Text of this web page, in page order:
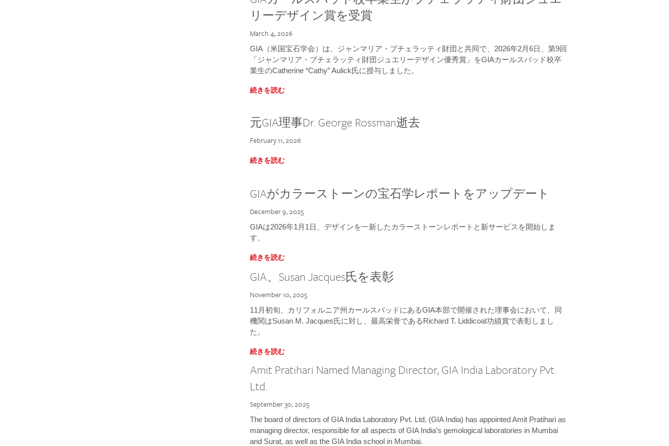
リーデザイン賞を受賞
March 4, 2026
GIA（米国宝石学会）は、ジャンマリア・ブチェラッティ財団と共同で、2026年2月6日、第9回
「ジャンマリア・ブチェラッティ財団ジュエリーデザイン優秀賞」をGIAカールスバッド校卒
業生のCatherine “Cathy” Aulick氏に授与しました。
続きを読む
元GIA理事Dr. George Rossman逝去
February 11, 2026
続きを読む
GIAがカラーストーンの宝石学レポートをアップデート
December 9, 2025
GIAは2026年1月1日、デザインを一新したカラーストーンレポートと新サービスを開始しま
す。
続きを読む
GIA、Susan Jacques氏を表彰
November 10, 2025
11月初旬、カリフォルニア州カールスバッドにあるGIA本部で開催された理事会において、同
機関はSusan M. Jacques氏に対し、最高栄誉であるRichard T. Liddicoat功績賞で表彰しまし
た。
続きを読む
Amit Pratihari Named Managing Director, GIA India Laboratory Pvt.
Ltd.
September 30, 2025
The board of directors of GIA India Laboratory Pvt. Ltd. (GIA India) has appointed Amit Pratihari as
managing director, responsible for all aspects of GIA India’s gemological laboratories in Mumbai
and Surat, as well as the GIA India school in Mumbai.